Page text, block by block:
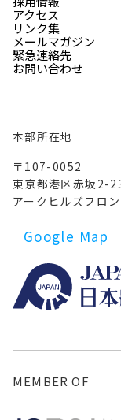
本部所在地
〒107-0052
東京都港区赤坂2-
アークヒルズフロ
Google Map
緊急連絡先
リンク集
アクセス
メールマガジン
お問い合わせ
MEMBER OF